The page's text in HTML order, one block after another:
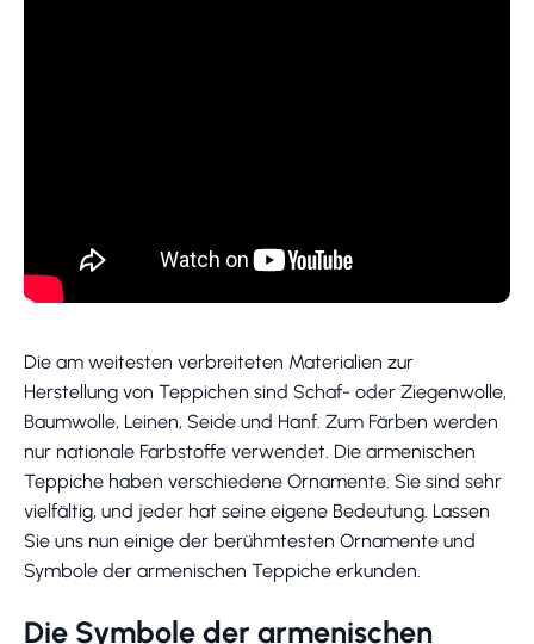
Die am weitesten verbreiteten Materialien zur
Herstellung von Teppichen sind Schaf- oder Ziegenwolle,
Baumwolle, Leinen, Seide und Hanf. Zum Färben werden
nur nationale Farbstoffe verwendet. Die armenischen
Teppiche haben verschiedene Ornamente. Sie sind sehr
vielfältig, und jeder hat seine eigene Bedeutung. Lassen
Sie uns nun einige der berühmtesten Ornamente und
Symbole der armenischen Teppiche erkunden.
Die Symbole der armenischen